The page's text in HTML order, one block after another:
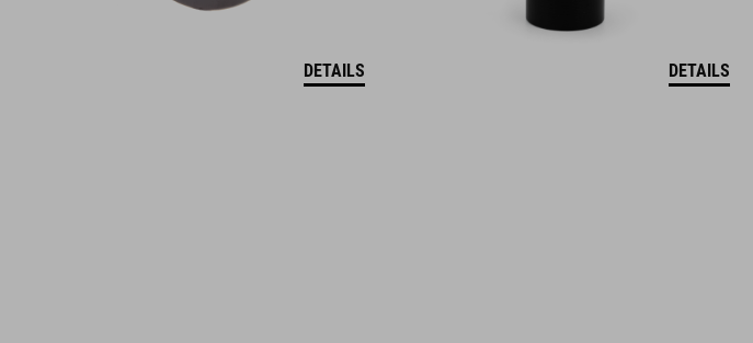
DETAILS DETAILS